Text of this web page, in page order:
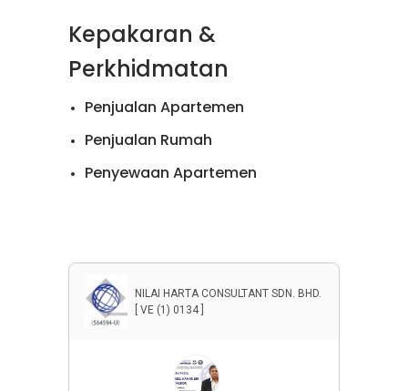
Kepakaran &
Perkhidmatan
Penjualan Apartemen
Penjualan Rumah
Penyewaan Apartemen
NILAI HARTA CONSULTANT SDN. BHD.
[ VE (1) 0134 ]